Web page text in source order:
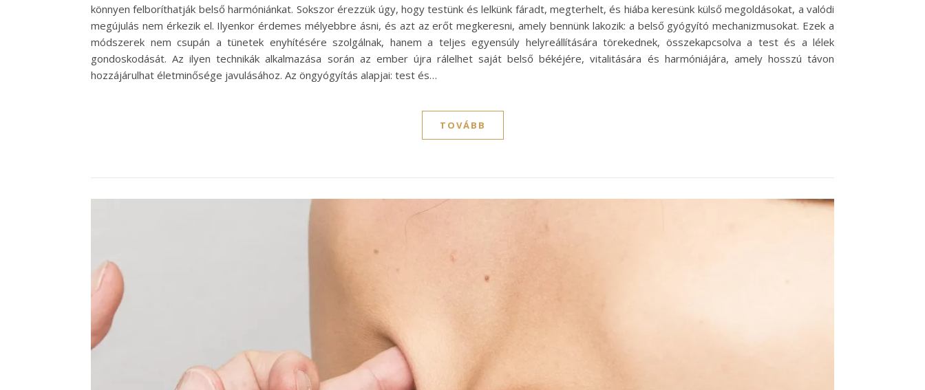
könnyen felboríthatják belső harmóniánkat. Sokszor érezzük úgy, hogy testünk és lelkünk fáradt, megterhelt, és hiába keresünk külső megoldásokat, a valódi
megújulás nem érkezik el. Ilyenkor érdemes mélyebbre ásni, és azt az erőt megkeresni, amely bennünk lakozik: a belső gyógyító mechanizmusokat. Ezek a
módszerek nem csupán a tünetek enyhítésére szolgálnak, hanem a teljes egyensúly helyreállítására törekednek, összekapcsolva a test és a lélek
gondoskodását. Az ilyen technikák alkalmazása során az ember újra rálelhet saját belső békéjére, vitalitására és harmóniájára, amely hosszú távon
hozzájárulhat életminősége javulásához. Az öngyógyítás alapjai: test és…
TOVÁBB